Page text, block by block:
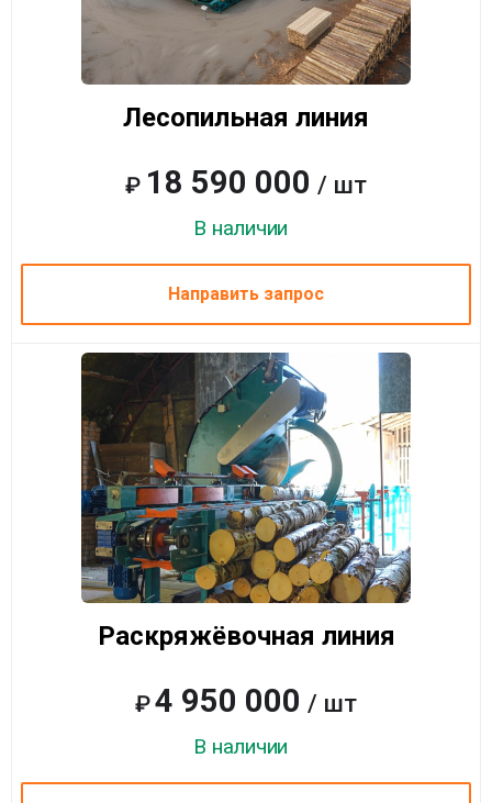
Лесопильная линия
₽ 18 590 000 / шт
В наличии
Направить запрос
Раскряжёвочная линия
₽4 950 000 / шт
В наличии